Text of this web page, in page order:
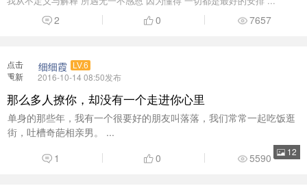
2 0 7657
点击
重新
细细霞 LV.6
2016-10-14 08:50发布
那么多人撩你，却没有一个走进你心里
单身的那些年，我有一个很要好的朋友叫落落，我们常常一起吃饭逛
街，吐槽奇葩相亲男。 ...
12
1 0 5590